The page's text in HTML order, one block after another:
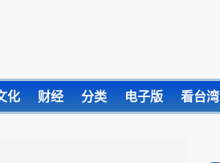
化 财经 分类 电子版 看台湾